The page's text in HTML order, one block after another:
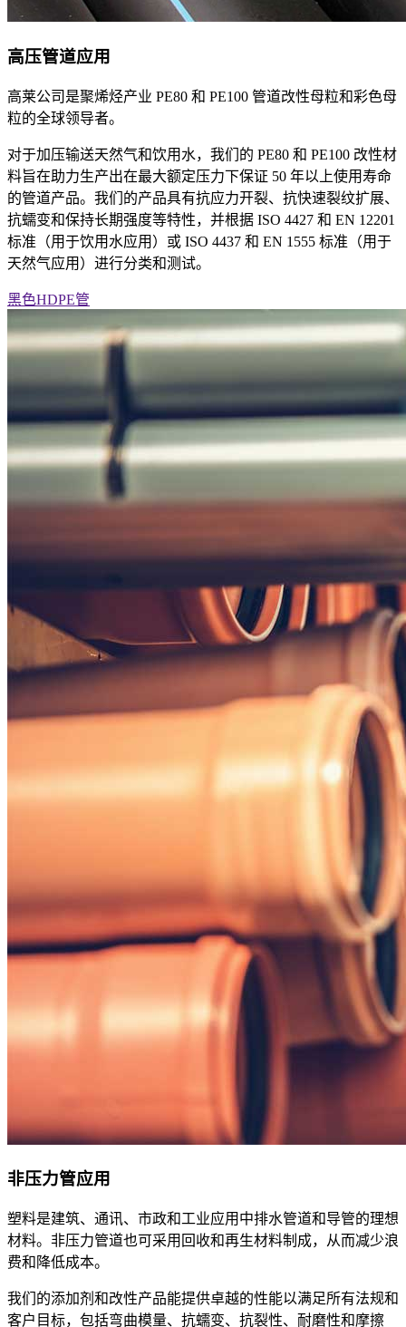
高压管道应用
高莱公司是聚烯烃产业 PE80 和 PE100 管道改性母粒和彩色母
粒的全球领导者。
对于加压输送天然气和饮用水，我们的 PE80 和 PE100 改性材
料旨在助力生产出在最大额定压力下保证 50 年以上使用寿命
的管道产品。我们的产品具有抗应力开裂、抗快速裂纹扩展、
抗蠕变和保持长期强度等特性，并根据 ISO 4427 和 EN 12201
标准（用于饮用水应用）或 ISO 4437 和 EN 1555 标准（用于
天然气应用）进行分类和测试。
黑色HDPE管
非压力管应用
塑料是建筑、通讯、市政和工业应用中排水管道和导管的理想
材料。非压力管道也可采用回收和再生材料制成，从而减少浪
费和降低成本。
我们的添加剂和改性产品能提供卓越的性能以满足所有法规和
客户目标，包括弯曲模量、抗蠕变、抗裂性、耐磨性和摩擦